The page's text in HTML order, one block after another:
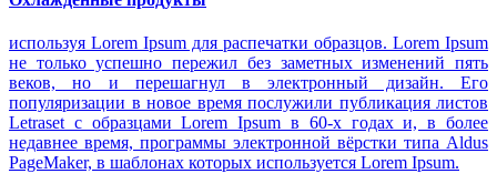
используя Lorem Ipsum для распечатки образцов. Lorem Ipsum
не только успешно пережил без заметных изменений пять
веков, но и перешагнул в электронный дизайн. Его
популяризации в новое время послужили публикация листов
Letraset с образцами Lorem Ipsum в 60-х годах и, в более
недавнее время, программы электронной вёрстки типа Aldus
PageMaker, в шаблонах которых используется Lorem Ipsum.